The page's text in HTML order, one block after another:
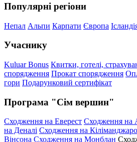
Популярні регіони
Непал Альпи Карпати Європа
Учаснику
Kuluar Bonus Квитки, готелі,
спорядження Прокат спорядження
гори Подарунковий сертифікат
Програма "Сім вершин"
Сходження на Еверест Сходження на
на Деналі Сходження на Кіліманджаро
Вінсона Сходження на Монблан